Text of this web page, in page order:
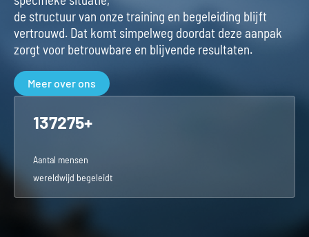
de structuur van onze training en begeleiding blijft
vertrouwd. Dat komt simpelweg doordat deze aanpak
zorgt voor betrouwbare en blijvende resultaten.
Meer over ons
164475+
Aantal mensen
wereldwijd begeleidt